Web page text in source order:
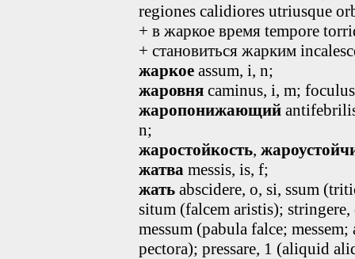
regiones calidiores utriusque
+ в жаркое время tempore
+ становиться жарким
жаркое assum, i, n;
жаровня caminus, i, m;
жаропонижающий
n;
жаростойкость,
жатва messis, is, f;
жать abscidere, o, si, ssum
situm (falcem aristis);
messum (pabula falce;
pectora); pressare, 1 (aliquid